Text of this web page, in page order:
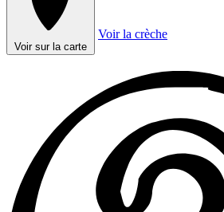
Voir sur la carte
Voir la crèche